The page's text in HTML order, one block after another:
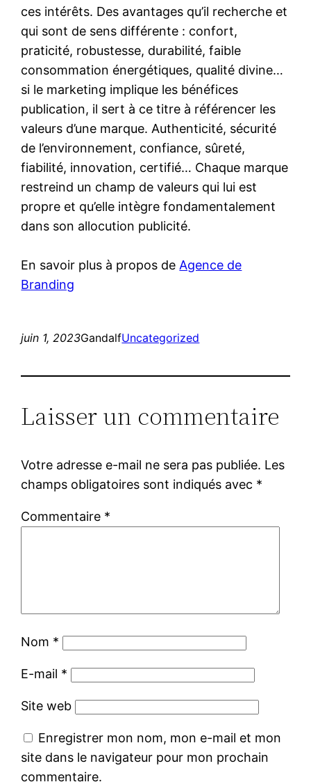
ces intérêts. Des avantages qu’il recherche et
qui sont de sens différente : confort,
praticité, robustesse, durabilité, faible
consommation énergétiques, qualité divine…
si le marketing implique les bénéfices
publication, il sert à ce titre à référencer les
valeurs d’une marque. Authenticité, sécurité
de l’environnement, confiance, sûreté,
fiabilité, innovation, certifié… Chaque marque
restreind un champ de valeurs qui lui est
propre et qu’elle intègre fondamentalement
dans son allocution publicité.
En savoir plus à propos de Agence de
Branding
juin 1, 2023GandalfUncategorized
Laisser un commentaire
Votre adresse e-mail ne sera pas publiée. Les
champs obligatoires sont indiqués avec *
Commentaire *
Nom *
E-mail *
Site web
Enregistrer mon nom, mon e-mail et mon
site dans le navigateur pour mon prochain
commentaire.